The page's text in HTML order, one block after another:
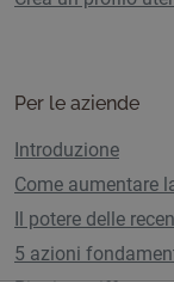
Per le aziende
Introduzione
Come aumentare
Il potere delle
5 azioni